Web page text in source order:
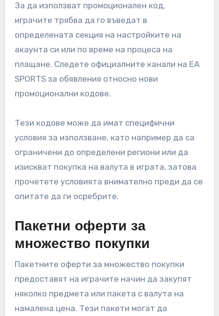
За да използват промоционален код,
играчите трябва да го въведат в
определената секция на настройките на
акаунта си или по време на процеса на
плащане. Следете официалните канали на EA
SPORTS за обявления относно нови
промоционални кодове.
Тези кодове може да имат специфични
условия за използване, като например да са
ограничени до определени региони или да
изискват покупка на валута в играта, затова
прочетете условията внимателно преди да се
опитате да ги осребрите.
Пакетни оферти за
множество покупки
Пакетните оферти за множество покупки
предоставят на играчите начин да закупят
няколко предмета или пакета с валута на
намалена цена. Тези пакети могат да